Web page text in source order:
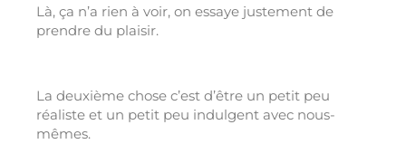
Là, ça n’a rien à voir, on essaye justement de
prendre du plaisir.
La deuxième chose c’est d’être un petit peu
réaliste et un petit peu indulgent avec nous-
mêmes.